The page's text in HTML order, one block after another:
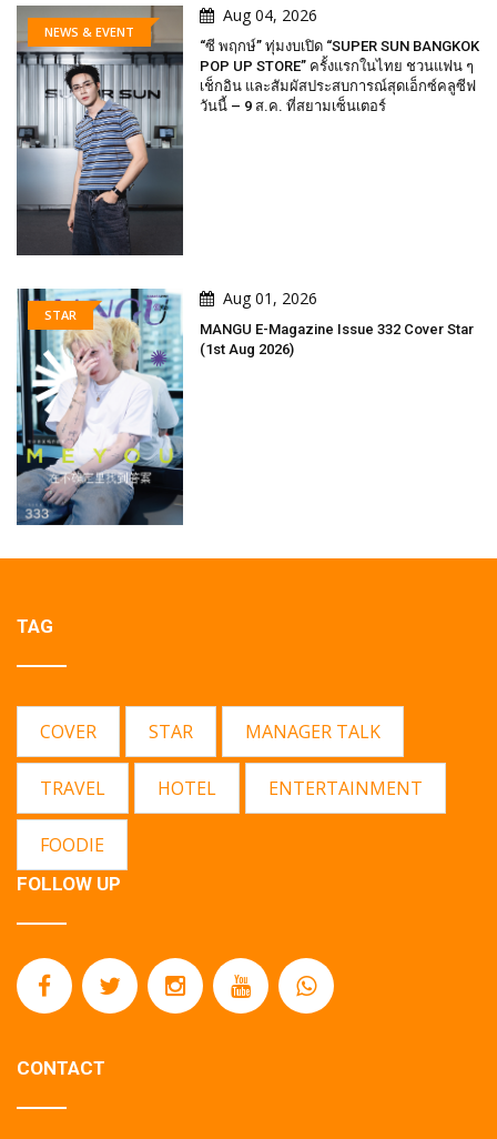
NEWS & EVENT
Aug 04, 2026
“ซี พฤกษ์” ทุ่มงบเปิด “SUPER SUN BANGKOK
POP UP STORE” ครั้งแรกในไทย ชวนแฟน ๆ
เช็กอิน และสัมผัสประสบการณ์สุดเอ็กซ์คลูซีฟ
วันนี้ – 9 ส.ค. ที่สยามเซ็นเตอร์
STAR
Aug 01, 2026
MANGU E-Magazine Issue 332 Cover Star
(1st Aug 2026)
TAG
COVER STAR MANAGER TALK
TRAVEL HOTEL ENTERTAINMENT
FOODIE
FOLLOW UP
CONTACT